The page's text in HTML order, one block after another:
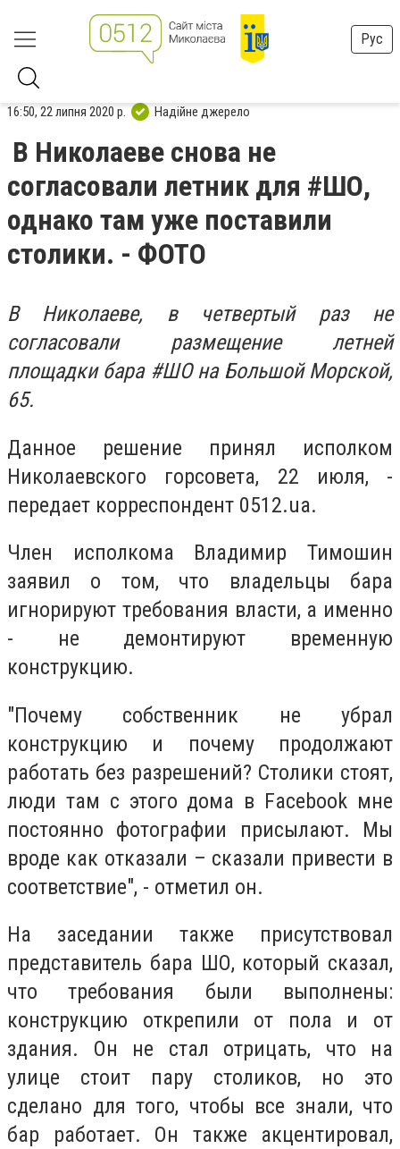
Рус
16:50, 22 липня 2020 р. Надійне джерело
В Николаеве снова не
согласовали летник для #ШО,
однако там уже поставили
столики. - ФОТО
В Николаеве, в четвертый раз не
согласовали размещение летней
площадки бара #ШО на Большой Морской,
65.
Данное решение принял исполком
Николаевского горсовета, 22 июля, -
передает корреспондент 0512.ua.
Член исполкома Владимир Тимошин
заявил о том, что владельцы бара
игнорируют требования власти, а именно
- не демонтируют временную
конструкцию.
"Почему собственник не убрал
конструкцию и почему продолжают
работать без разрешений? Столики стоят,
люди там с этого дома в Facebook мне
постоянно фотографии присылают. Мы
вроде как отказали – сказали привести в
соответствие", - отметил он.
На заседании также присутствовал
представитель бара ШО, который сказал,
что требования были выполнены:
конструкцию открепили от пола и от
здания. Он не стал отрицать, что на
улице стоит пару столиков, но это
сделано для того, чтобы все знали, что
бар работает. Он также акцентировал,